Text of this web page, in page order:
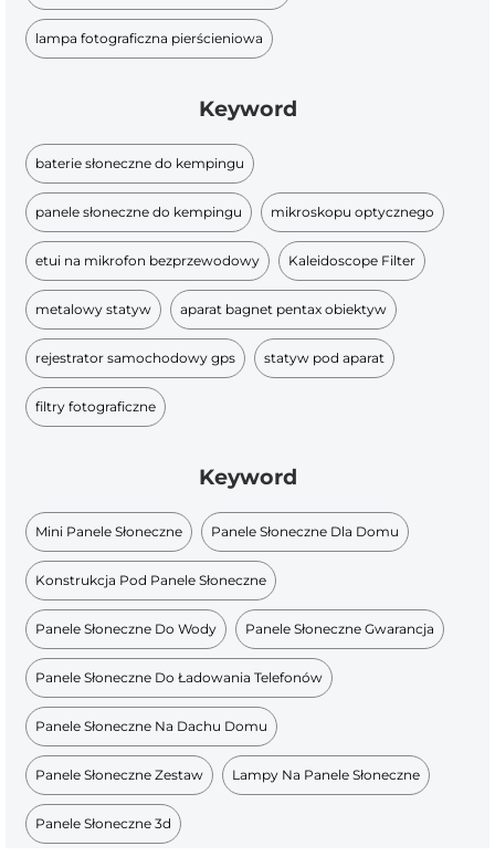
lampa fotograficzna pierścieniowa
Keyword
baterie słoneczne do kempingu
panele słoneczne do kempingu mikroskopu optycznego
etui na mikrofon bezprzewodowy Kaleidoscope Filter
metalowy statyw aparat bagnet pentax obiektyw
rejestrator samochodowy gps statyw pod aparat
filtry fotograficzne
Keyword
Mini Panele Słoneczne Panele Słoneczne Dla Domu
Konstrukcja Pod Panele Słoneczne
Panele Słoneczne Do Wody Panele Słoneczne Gwarancja
Panele Słoneczne Do Ładowania Telefonów
Panele Słoneczne Na Dachu Domu
Panele Słoneczne Zestaw Lampy Na Panele Słoneczne
Panele Słoneczne 3d